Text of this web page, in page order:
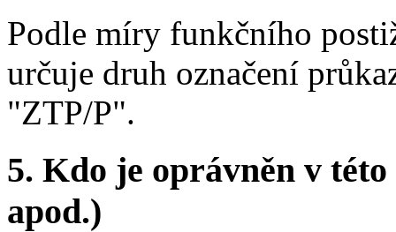
Podle míry funkčního
určuje druh označení
"ZTP/P".
5. Kdo je oprávněn v
apod.)